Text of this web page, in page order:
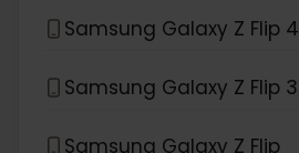
Samsung Galaxy Z Flip 4
Samsung Galaxy Z Flip 3
Samsung Galaxy Z Flip